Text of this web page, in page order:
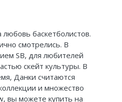
любовь баскетболистов.
смотрелись. В
SB, для любителей
скейт культуры. В
Данки считаются
и множество
вы можете купить на